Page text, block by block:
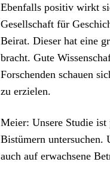
Eben­falls pos­i­tiv wirkt
Gesellschaft für
Beirat. Dieser hat eine
bracht. Gute
Forschen­den schauen
zu erzie­len.
Meier: Unsere Studie
Bistümern unter­suchen.
auch auf erwach­sene